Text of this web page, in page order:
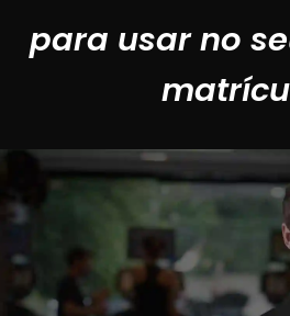
para usar no